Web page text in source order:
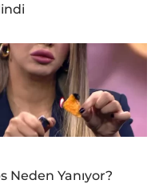
Neden Yanıyor?